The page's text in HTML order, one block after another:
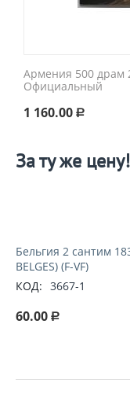
Армения 500 драм
Официальный
1 160.00 Р
За ту же цену!
Бельгия 2 сантим
BELGES) (F-VF)
КОД: 3667-1
60.00 Р